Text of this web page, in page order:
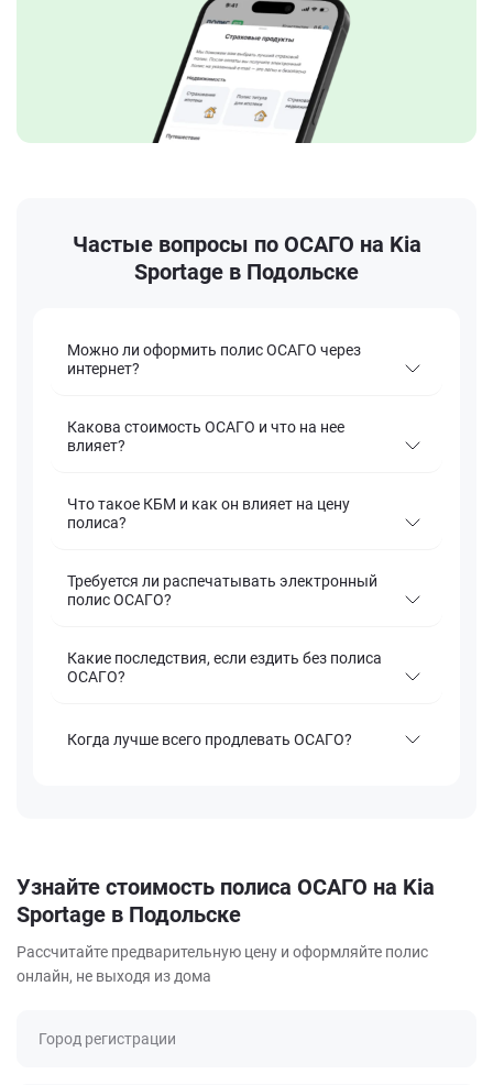
Частые вопросы по ОСАГО на Kia
Sportage в Подольске
Можно ли оформить полис ОСАГО через
интернет?
Какова стоимость ОСАГО и что на нее
влияет?
Что такое КБМ и как он влияет на цену
полиса?
Требуется ли распечатывать электронный
полис ОСАГО?
Какие последствия, если ездить без полиса
ОСАГО?
Когда лучше всего продлевать ОСАГО?
Узнайте стоимость полиса ОСАГО на Kia
Sportage в Подольске
Рассчитайте предварительную цену и оформляйте полис
онлайн, не выходя из дома
Город регистрации